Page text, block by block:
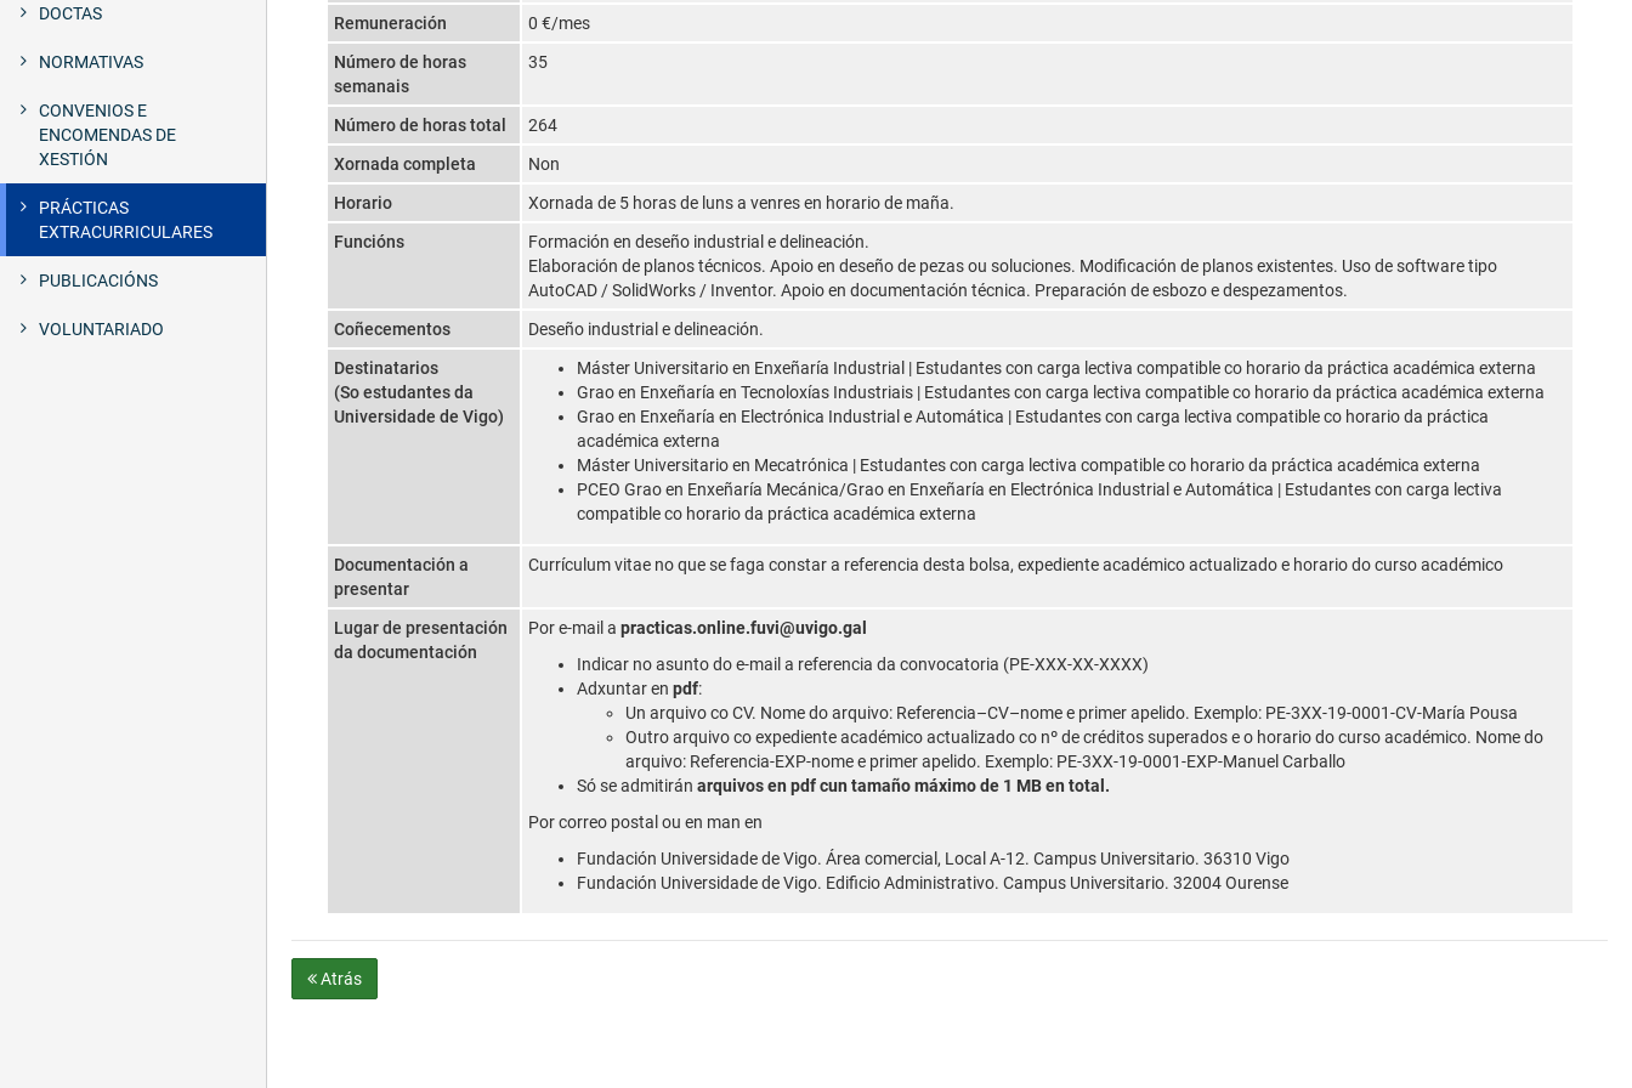
DOCTAS
NORMATIVAS
CONVENIOS E
ENCOMENDAS DE
XESTIÓN
PRÁCTICAS
EXTRACURRICULARES
PUBLICACIÓNS
VOLUNTARIADO
Remuneración
0 €/mes
Número de horas
semanais
35
Número de horas total
264
Xornada completa
Non
Horario
Xornada de 5 horas de luns a venres en horario de maña.
Funcións
Formación en deseño industrial e delineación.
Elaboración de planos técnicos. Apoio en deseño de pezas ou soluciones. Modificación de planos existentes. Uso de software tipo
AutoCAD / SolidWorks / Inventor. Apoio en documentación técnica. Preparación de esbozo e despezamentos.
Coñecementos
Deseño industrial e delineación.
Destinatarios
(So estudantes da
Universidade de Vigo)
Máster Universitario en Enxeñaría Industrial | Estudantes con carga lectiva compatible co horario da práctica académica externa
Grao en Enxeñaría en Tecnoloxías Industriais | Estudantes con carga lectiva compatible co horario da práctica académica externa
Grao en Enxeñaría en Electrónica Industrial e Automática | Estudantes con carga lectiva compatible co horario da práctica
académica externa
Máster Universitario en Mecatrónica | Estudantes con carga lectiva compatible co horario da práctica académica externa
PCEO Grao en Enxeñaría Mecánica/Grao en Enxeñaría en Electrónica Industrial e Automática | Estudantes con carga lectiva
compatible co horario da práctica académica externa
Documentación a
presentar
Currículum vitae no que se faga constar a referencia desta bolsa, expediente académico actualizado e horario do curso académico
Lugar de presentación
da documentación
Por e-mail a practicas.online.fuvi@uvigo.gal
Indicar no asunto do e-mail a referencia da convocatoria (PE-XXX-XX-XXXX)
Adxuntar en pdf:
Un arquivo co CV. Nome do arquivo: Referencia–CV–nome e primer apelido. Exemplo: PE-3XX-19-0001-CV-María Pousa
Outro arquivo co expediente académico actualizado co nº de créditos superados e o horario do curso académico. Nome do
arquivo: Referencia-EXP-nome e primer apelido. Exemplo: PE-3XX-19-0001-EXP-Manuel Carballo
Só se admitirán arquivos en pdf cun tamaño máximo de 1 MB en total.
Por correo postal ou en man en
Fundación Universidade de Vigo. Área comercial, Local A-12. Campus Universitario. 36310 Vigo
Fundación Universidade de Vigo. Edificio Administrativo. Campus Universitario. 32004 Ourense
Atrás